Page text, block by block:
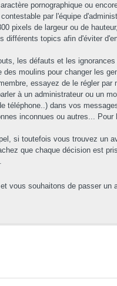
pornographique ou
par l'équipe
pixels de largeur ou de
différents topics afin d'éviter
les défauts et les
moulins pour changer les
essayez de le régler
à un administrateur ou un
téléphone..) dans vos
inconnues ou autres...
si toutefois vous trouvez un
que chaque décision est
vous souhaitons de passer un